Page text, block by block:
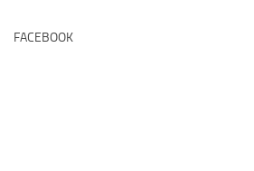
FACEBOOK